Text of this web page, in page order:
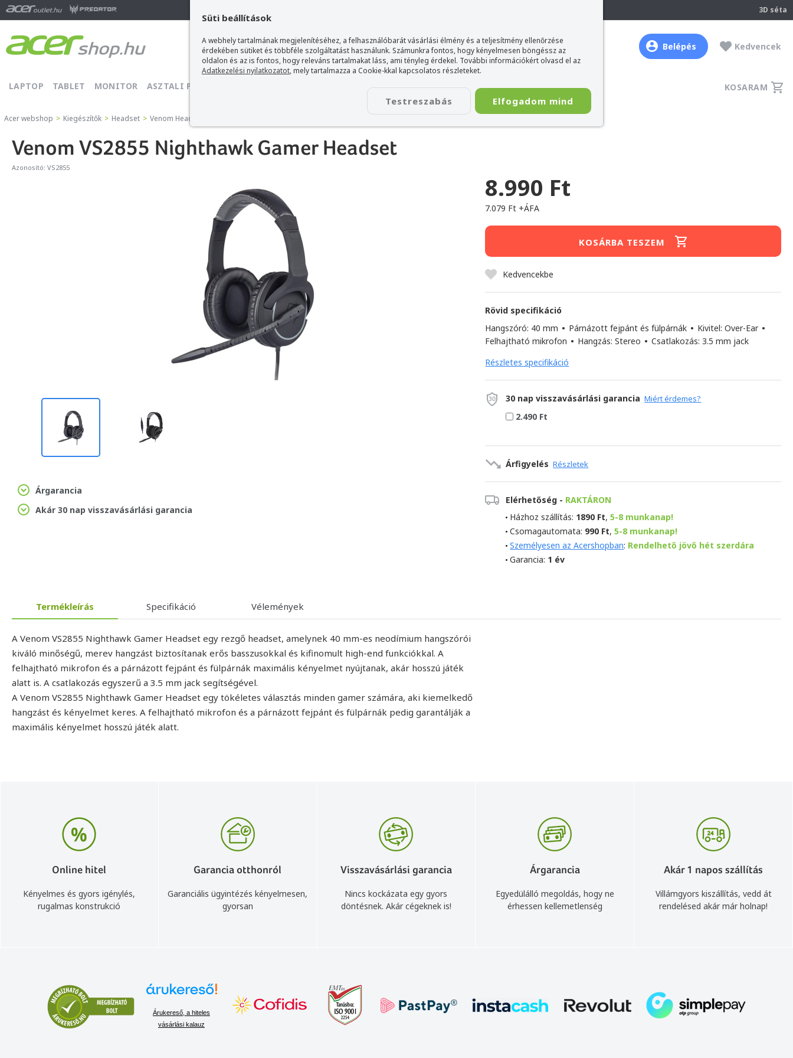
Süti beállítások
A webhely tartalmának megjelenítéséhez, a felhasználóbarát vásárlási élmény és a teljesítmény ellenőrzése
érdekében sütiket és többféle szolgáltatást használunk. Számunkra fontos, hogy kényelmesen böngéssz az
oldalon és az is fontos, hogy releváns tartalmakat láss, ami tényleg érdekel. További információkért olvasd el az
Adatkezelési nyilatkozatot, mely tartalmazza a Cookie-kkal kapcsolatos részleteket.
Testreszabás Elfogadom mind
3D séta
Belépés Kedvencek
LAPTOP TABLET MONITOR ASZTALI PC KIEGÉSZÍTŐ KAPCSOLAT KOSARAM
Acer webshop > Kiegészítők > Headset > Venom Headset
Venom VS2855 Nighthawk Gamer Headset
Azonosító: VS2855
Árgarancia
Akár 30 nap visszavásárlási garancia
8.990 Ft
7.079 Ft +ÁFA
KOSÁRBA TESZEM
Kedvencekbe
Rövid specifikáció
Hangszóró: 40 mm • Párnázott fejpánt és fülpárnák • Kivitel: Over-Ear •
Felhajtható mikrofon • Hangzás: Stereo • Csatlakozás: 3.5 mm jack
Részletes specifikáció
30 nap visszavásárlási garancia Miért érdemes?
2.490 Ft
Árfigyelés Részletek
Elérhetőség - RAKTÁRON
Házhoz szállítás: 1890 Ft,5-8 munkanap!
Csomagautomata: 990 Ft,5-8 munkanap!
Személyesen az Acershopban: Rendelhető jövő hét szerdára
Garancia: 1 év
Termékleírás Specifikáció Vélemények
A Venom VS2855 Nighthawk Gamer Headset egy rezgő headset, amelynek 40 mm-es neodímium hangszórói
kiváló minőségű, merev hangzást biztosítanak erős basszusokkal és kifinomult high-end funkciókkal. A
felhajtható mikrofon és a párnázott fejpánt és fülpárnák maximális kényelmet nyújtanak, akár hosszú játék
alatt is. A csatlakozás egyszerű a 3.5 mm jack segítségével.
A Venom VS2855 Nighthawk Gamer Headset egy tökéletes választás minden gamer számára, aki kiemelkedő
hangzást és kényelmet keres. A felhajtható mikrofon és a párnázott fejpánt és fülpárnák pedig garantálják a
maximális kényelmet hosszú játék alatt.
Online hitel
Kényelmes és gyors igénylés,
rugalmas konstrukció
Garancia otthonról
Garanciális ügyintézés kényelmesen,
gyorsan
Visszavásárlási garancia
Nincs kockázata egy gyors
döntésnek. Akár cégeknek is!
Árgarancia
Egyedülálló megoldás, hogy ne
érhessen kellemetlenség
Akár 1 napos szállítás
Villámgyors kiszállítás, vedd át
rendelésed akár már holnap!
Árukereső, a hiteles
vásárlási kalauz